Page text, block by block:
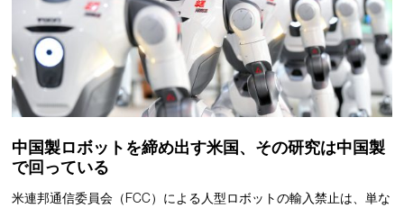
中国製ロボットを締め出す米国、その研究は中国製
で回っている
米連邦通信委員会（FCC）による人型ロボットの輸入禁止は、単な